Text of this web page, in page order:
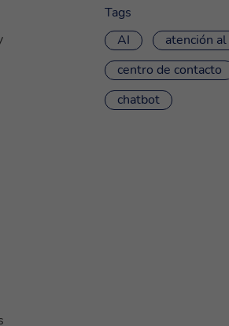
Tags
AI
atención
centro de contacto
chatbot